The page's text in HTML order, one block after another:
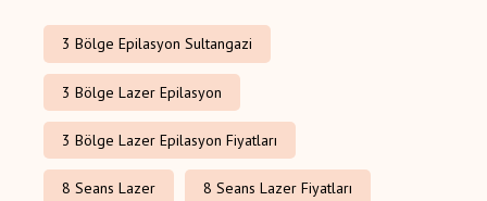
3 Bölge Epilasyon Sultangazi
3 Bölge Lazer Epilasyon
3 Bölge Lazer Epilasyon Fiyatları
8 Seans Lazer 8 Seans Lazer Fiyatları